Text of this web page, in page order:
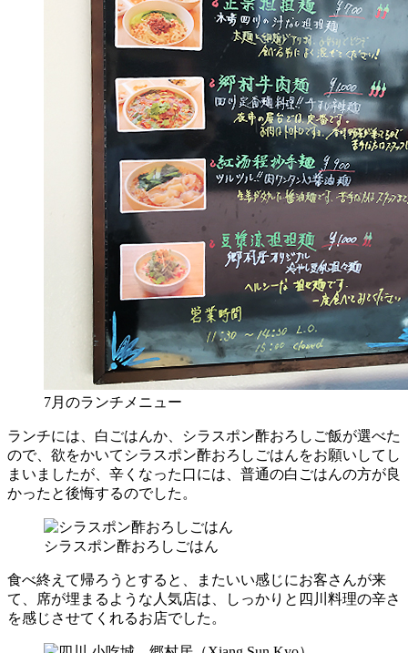
7月のランチメニュー
ランチには、白ごはんか、シラスポン酢おろしご飯が選べた
ので、欲をかいてシラスポン酢おろしごはんをお願いしてし
まいましたが、辛くなった口には、普通の白ごはんの方が良
かったと後悔するのでした。
シラスポン酢おろしごはん
食べ終えて帰ろうとすると、またいい感じにお客さんが来
て、席が埋まるような人気店は、しっかりと四川料理の辛さ
を感じさせてくれるお店でした。